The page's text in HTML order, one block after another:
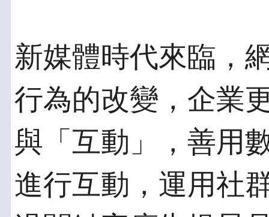
新媒體時代來臨，
行為的改變，企業
與「互動」，善用
進行互動，運用社